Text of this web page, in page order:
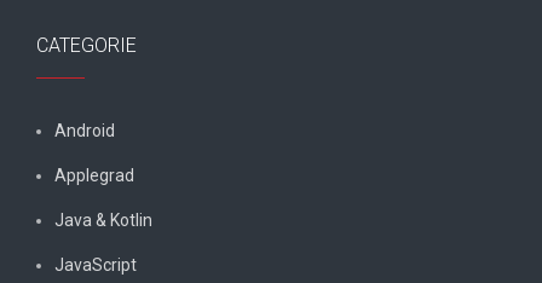
CATEGORIE
Android
Applegrad
Java & Kotlin
JavaScript